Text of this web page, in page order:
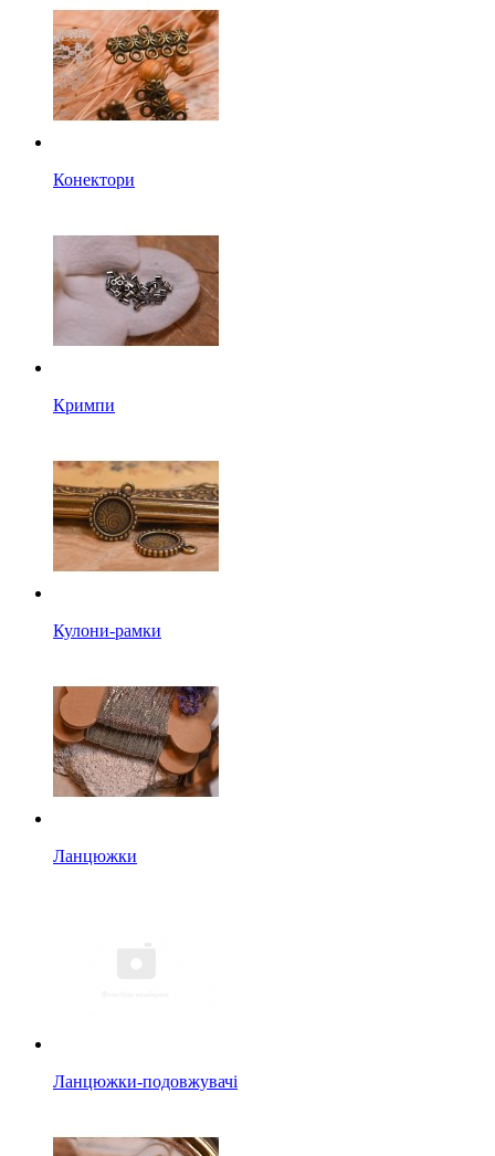
Конектори
Кримпи
Кулони-рамки
Ланцюжки
Ланцюжки-подовжувачі